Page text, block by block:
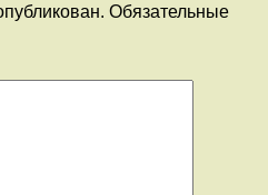
Обязательные